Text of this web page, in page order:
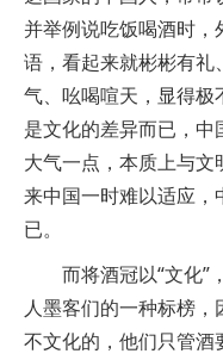
并举例说吃饭喝酒时，
语，看起来就彬彬有礼
气、吆喝喧天，显得极
是文化的差异而已，
大气一点，本质上与
来中国一时难以适应
已。
而将酒冠以“文化”
人墨客们的一种标榜
不文化的，他们只管酒